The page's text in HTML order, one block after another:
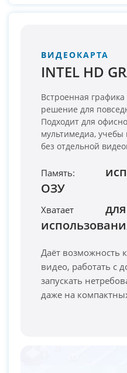
ВИДЕОКАРТА
INTEL HD
Встроенная
решение для
Подходит для
мультимедиа,
без отдельной
Память:
ОЗУ
Хватает
Даёт возможность
видео, работать с
запускать
даже на